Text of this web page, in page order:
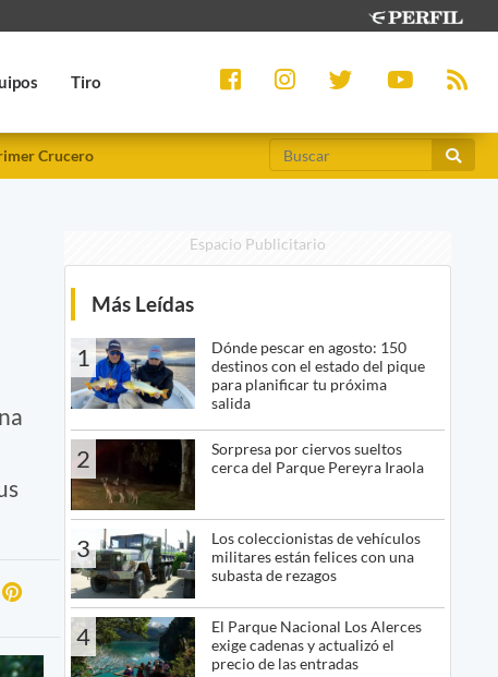
Tiro
Crucero
Espacio Publicitario
Más Leídas
1
Dónde pescar en agosto: 150
destinos con el estado del pique
para planificar tu próxima
salida
2
Sorpresa por ciervos sueltos
cerca del Parque Pereyra Iraola
3
Los coleccionistas de vehículos
militares están felices con una
subasta de rezagos
4
El Parque Nacional Los Alerces
exige cadenas y actualizó el
precio de las entradas